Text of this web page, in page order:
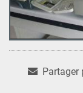
Partager